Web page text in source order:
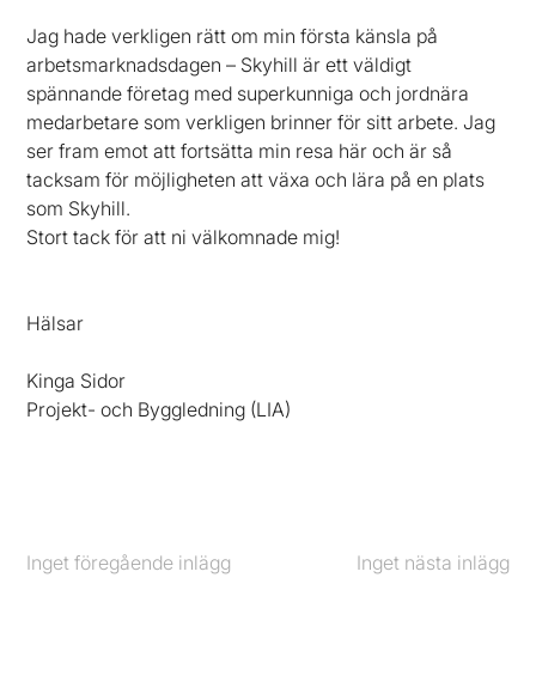
Jag hade verkligen rätt om min första känsla på
arbetsmarknadsdagen – Skyhill är ett väldigt
spännande företag med superkunniga och jordnära
medarbetare som verkligen brinner för sitt arbete. Jag
ser fram emot att fortsätta min resa här och är så
tacksam för möjligheten att växa och lära på en plats
som Skyhill.
Stort tack för att ni välkomnade mig!
Hälsar
Kinga Sidor
Projekt- och Byggledning (LIA)
Föregående
Inget föregående inlägg Nästa
Inget nästa inlägg